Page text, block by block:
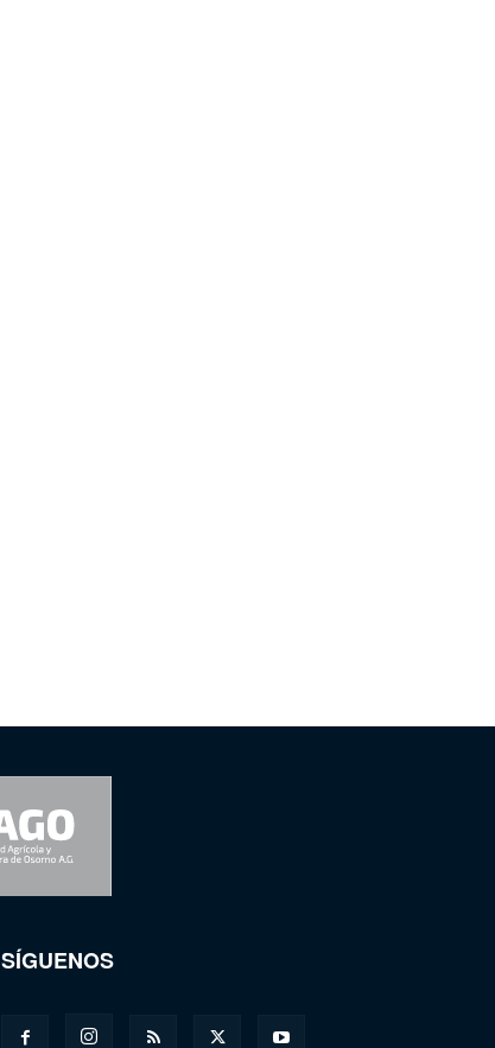
SÍGUENOS